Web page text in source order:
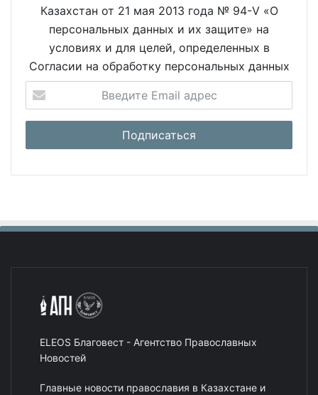
Казахстан от 21 мая 2013 года № 94-V «О
персональных данных и их защите» на
условиях и для целей, определенных в
Согласии на обработку персональных данных
ELEOS Благовест - Агентство Православных
Новостей
Главные новости православия в Казахстане и